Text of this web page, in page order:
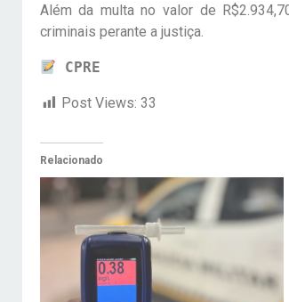
Além da multa no valor de
criminais perante a justiça.
CPRE
Post Views: 33
Relacionado